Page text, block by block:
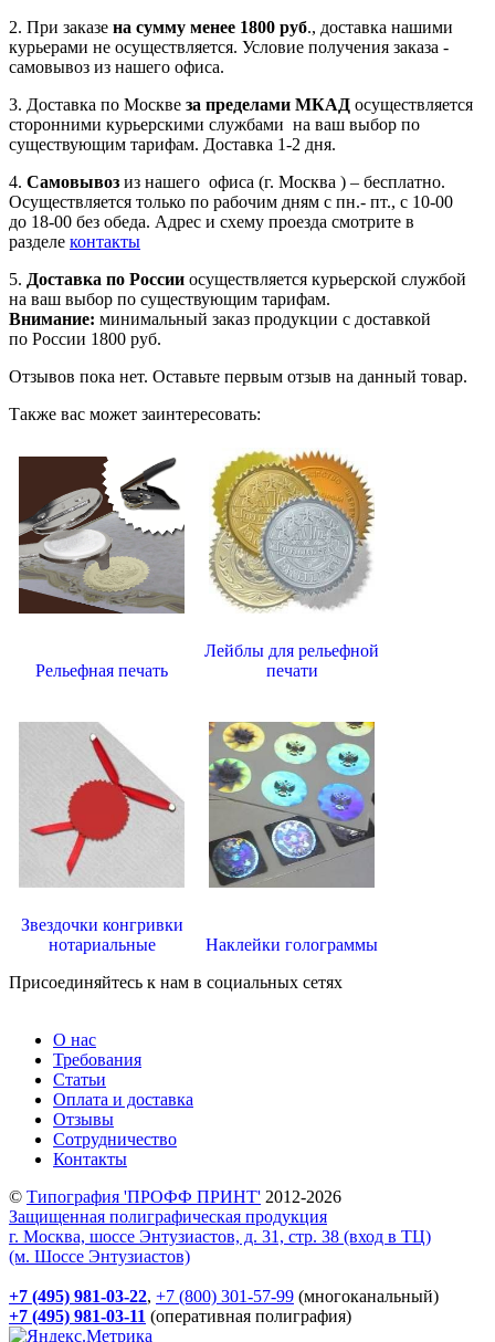
2. При заказе на сумму менее 1800 руб., доставка нашими
курьерами не осуществляется. Условие получения заказа -
самовывоз из нашего офиса.
3. Доставка по Москве за пределами МКАД осуществляется
сторонними курьерскими службами на ваш выбор по
существующим тарифам. Доставка 1-2 дня.
4. Самовывоз из нашего офиса (г. Москва ) – бесплатно.
Осуществляется только по рабочим дням с пн.- пт., с 10-00
до 18-00 без обеда. Адрес и схему проезда смотрите в
разделе контакты
5. Доставка по России осуществляется курьерской службой
на ваш выбор по существующим тарифам.
Внимание: минимальный заказ продукции с доставкой
по России 1800 руб.
Отзывов пока нет. Оставьте первым отзыв на данный товар.
Также вас может заинтересовать:
Рельефная печать
Лейблы для рельефной
печати
Звездочки конгривки
нотариальные
Наклейки голограммы
Присоединяйтесь к нам в социальных сетях
О нас
Требования
Статьи
Оплата и доставка
Отзывы
Сотрудничество
Контакты
© Типография 'ПРОФФ ПРИНТ' 2012-2026
Защищенная полиграфическая продукция
г. Москва, шоссе Энтузиастов, д. 31, стр. 38 (вход в ТЦ)
(м. Шоссе Энтузиастов)
+7 (495) 981-03-22, +7 (800) 301-57-99 (многоканальный)
+7 (495) 981-03-11 (оперативная полиграфия)